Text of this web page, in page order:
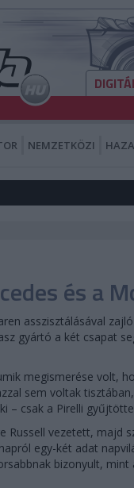
NEMZETKÖZI
és a
asszisztálásával
gyártó a két csapat
megismerése volt,
sem voltak
– csak a Pirelli
Russell vezetett, majd
egy-két adat
bizonyult,